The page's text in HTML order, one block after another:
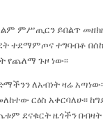
ምሥጢርን ይበልጥ
ተደማምጦና ተግባብቶ
የጨለማ ጉዞ ነው፡፡
ለአብነት ዛሬ
ርዕስ አቀርባለሁ፡፡
ደናቁርት ዜጎችን በብዛት